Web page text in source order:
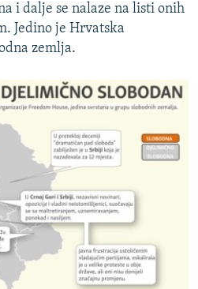
i dalje se nalaze na listi onih
Jedino je Hrvatska
zemlja.